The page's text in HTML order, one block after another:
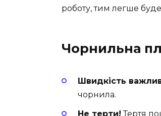
роботу, тим легше
Чорнильна
Швидкість
чорнила.
Не терти! Тертя